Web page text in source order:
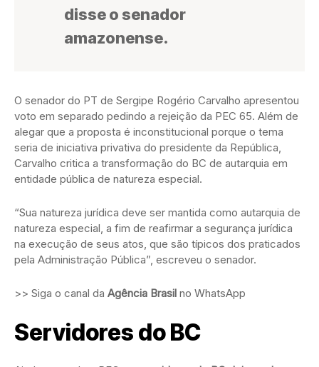
disse o senador
amazonense.
O senador do PT de Sergipe Rogério Carvalho apresentou
voto em separado pedindo a rejeição da PEC 65. Além de
alegar que a proposta é inconstitucional porque o tema
seria de iniciativa privativa do presidente da República,
Carvalho critica a transformação do BC de autarquia em
entidade pública de natureza especial.
“Sua natureza jurídica deve ser mantida como autarquia de
natureza especial, a fim de reafirmar a segurança jurídica
na execução de seus atos, que são típicos dos praticados
pela Administração Pública”, escreveu o senador.
>> Siga o canal da Agência Brasil no WhatsApp
Servidores do BC